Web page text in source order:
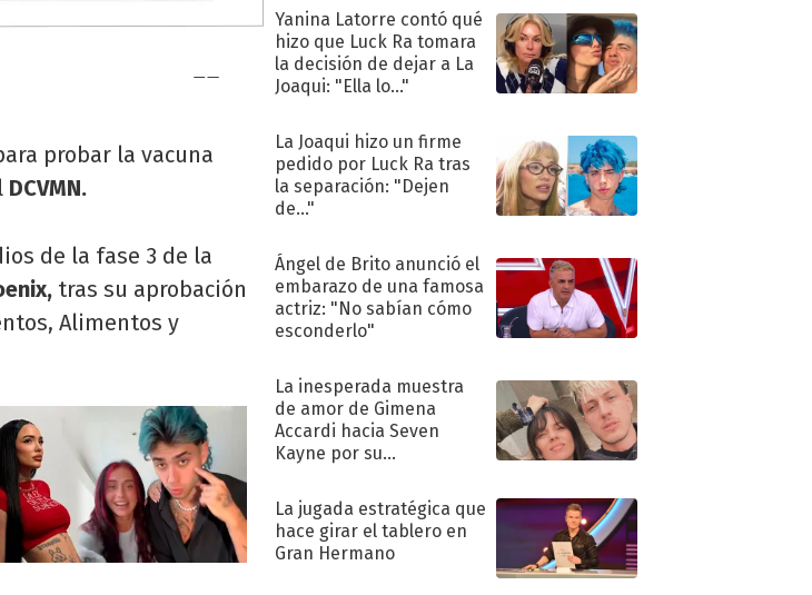
probar la vacuna
DCVMN.
de la fase 3 de la
tras su aprobación
Alimentos y
Yanina Latorre contó qué
hizo que Luck Ra tomara
la decisión de dejar a La
Joaqui: "Ella lo..."
La Joaqui hizo un firme
pedido por Luck Ra tras
la separación: "Dejen
de..."
Ángel de Brito anunció el
embarazo de una famosa
actriz: "No sabían cómo
esconderlo"
La inesperada muestra
de amor de Gimena
Accardi hacia Seven
Kayne por su
La jugada estratégica que
hace girar el tablero en
Gran Hermano